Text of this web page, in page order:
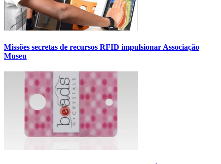
Missões secretas de recursos RFID impulsionar Associação
Museu